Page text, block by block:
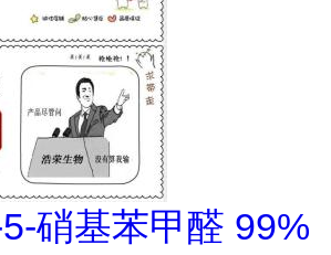
硝基苯甲醛 99%